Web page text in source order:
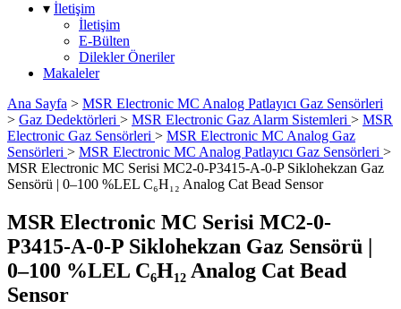
▾ İletişim
İletişim
E-Bülten
Dilekler Öneriler
Makaleler
Ana Sayfa > MSR Electronic MC Analog Patlayıcı Gaz Sensörleri
> Gaz Dedektörleri > MSR Electronic Gaz Alarm Sistemleri > MSR
Electronic Gaz Sensörleri > MSR Electronic MC Analog Gaz
Sensörleri > MSR Electronic MC Analog Patlayıcı Gaz Sensörleri >
MSR Electronic MC Serisi MC2-0-P3415-A-0-P Siklohekzan Gaz
Sensörü | 0–100 %LEL C₆H₁₂ Analog Cat Bead Sensor
MSR Electronic MC Serisi MC2-0-
P3415-A-0-P Siklohekzan Gaz Sensörü |
0–100 %LEL C₆H₁₂ Analog Cat Bead
Sensor